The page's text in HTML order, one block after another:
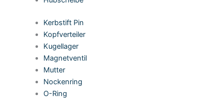
Kerbstift Pin
Kopfverteiler
Kugellager
Magnetventil
Mutter
Nockenring
O-Ring